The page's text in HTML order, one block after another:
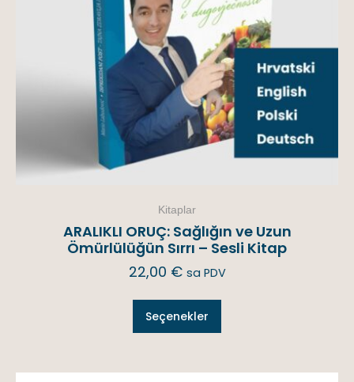
Kitaplar
ARALIKLI ORUÇ: Sağlığın ve Uzun
Ömürlülüğün Sırrı – Sesli Kitap
22,00 € sa PDV
Seçenekler